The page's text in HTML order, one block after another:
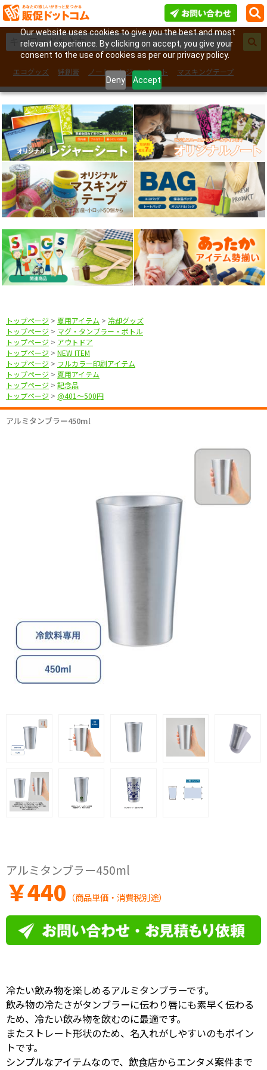
Our website uses cookies to give you the best and most
relevant experience. By clicking on accept, you give your
consent to the use of cookies as per our privacy policy.
Deny Accept
エコグッズ 絆創膏 ノート レジャーシート
マスキングテープ
フェイスシール
トップページ > 夏用アイテム > 冷却グッズ
トップページ > マグ・タンブラー・ボトル
トップページ > アウトドア
トップページ > NEW ITEM
トップページ > フルカラー印刷アイテム
トップページ > 夏用アイテム
トップページ > 記念品
トップページ > @401〜500円
アルミタンブラー450ml
アルミタンブラー450ml
￥440 （商品単価・消費税別途）
冷たい飲み物を楽しめるアルミタンブラーです。
飲み物の冷たさがタンブラーに伝わり唇にも素早く伝わる
ため、冷たい飲み物を飲むのに最適です。
またストレート形状のため、名入れがしやすいのもポイン
トです。
シンプルなアイテムなので、飲食店からエンタメ案件まで